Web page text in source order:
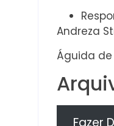
Andreza
Águida de
Fazer